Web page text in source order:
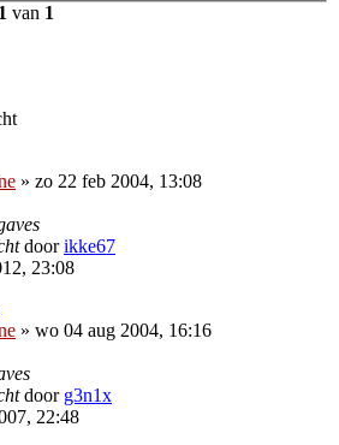
1 van 1
» zo 22 feb 2004, 13:08
doorikke67
23:08
» wo 04 aug 2004, 16:16
door g3n1x
22:48